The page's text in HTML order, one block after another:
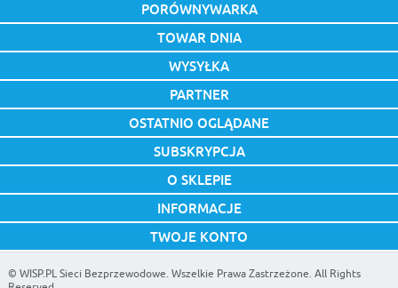
PORÓWNYWARKA
TOWAR DNIA
WYSYŁKA
PARTNER
OSTATNIO OGLĄDANE
SUBSKRYPCJA
O SKLEPIE
INFORMACJE
TWOJE KONTO
© WISP.PL Sieci Bezprzewodowe. Wszelkie Prawa Zastrzeżone. All Rights